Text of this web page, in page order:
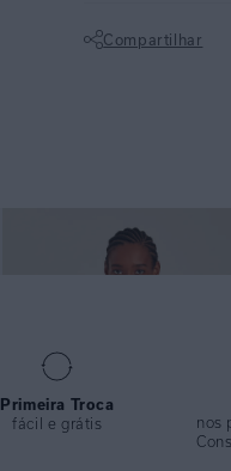
COMPOSIÇÃO
Compartilhar
DETALHE PRETO E
PRETO
Primeira Troca
fácil e grátis
nos